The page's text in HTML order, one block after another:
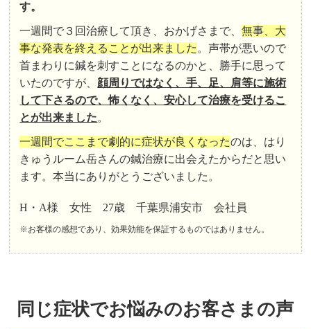
す。
一週間で３回治療して頂き、おかげさまで、無事、大
事な発表を終えることが出来ました 。声帯が悪いので
首まわりに鍼を刺すことになるのかと、勝手に思って
いたのですが、 顔周りではなく、手、足、肩等に施術
して下さるので、怖くなく、安心して治療を受けるこ
とが出来ました。
一週間でここまで劇的に症状が良くなったのは、はり
きゅうルーム岳さんの鍼治療に出会えたからだと思い
ます。本当にありがとうございました。
H・A様 女性 27歳 千葉県浦安市 会社員
※お客様の感想であり、効果効能を保証するものではありません。
同じ症状でお悩みのお客さまの声